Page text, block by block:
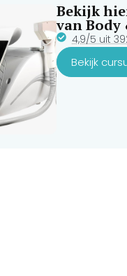
Bekijk
van Body
4,9/5 uit
Bekijk